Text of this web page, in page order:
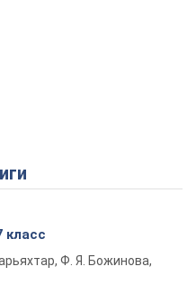
класс
Ф. Я. Божинова,